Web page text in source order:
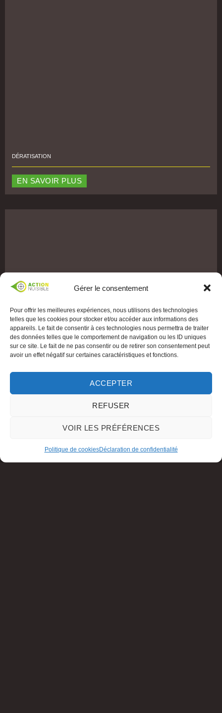
Gérer le consentement
Pour offrir les meilleures expériences, nous utilisons des technologies
telles que les cookies pour stocker et/ou accéder aux informations des
appareils. Le fait de consentir à ces technologies nous permettra de traiter
des données telles que le comportement de navigation ou les ID uniques
sur ce site. Le fait de ne pas consentir ou de retirer son consentement peut
avoir un effet négatif sur certaines caractéristiques et fonctions.
ACCEPTER
REFUSER
VOIR LES PRÉFÉRENCES
Politique de cookiesDéclaration de confidentialité
DÉRATISATION
EN SAVOIR PLUS